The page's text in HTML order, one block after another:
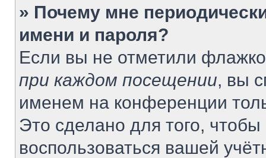
» Почему мне
имени и пароля?
Если вы не отметили
при каждом посещении, вы
именем на конференции
Это сделано для того, чтобы
воспользоваться вашей